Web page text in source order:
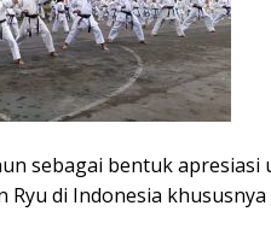
sebagai bentuk
di Indonesia khususnya